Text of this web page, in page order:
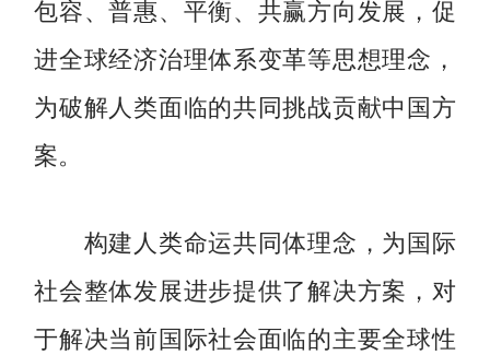
包容、普惠、平衡、共赢方向发展，促
进全球经济治理体系变革等思想理念，
为破解人类面临的共同挑战贡献中国方
案。
构建人类命运共同体理念，为国际
社会整体发展进步提供了解决方案，对
于解决当前国际社会面临的主要全球性